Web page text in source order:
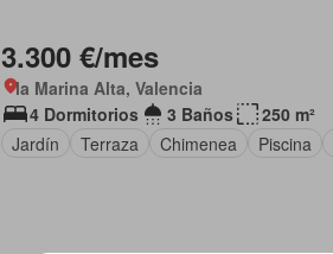
3.300 €/mes
la Marina Alta, Valencia
4 Dormitorios
3 Baños
250 m²
Jardín
Terraza Chimenea Piscina